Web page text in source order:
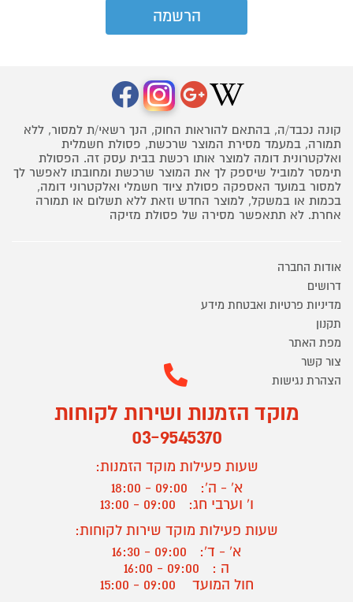
קונה נכבד/ה, בהתאם להוראות החוק, הנך רשאי/ת למסור, ללא
תמורה, במעמד מסירת המוצר שרכשת, פסולת חשמלית
ואלקטרונית דומה למוצר אותו רכשת בבית עסק זה. הפסולת
תימסר למוביל שיספק לך את המוצר שרכשת ומחובתו לאפשר לך
למסור במועד האספקה פסולת ציוד חשמלי ואלקטרוני דומה,
בכמות או במשקל, למוצר החדש וזאת ללא תשלום או תמורה
אחרת. לא תתאפשר מסירה של פסולת מזיקה
אודות החברה
דרושים
מדיניות פרטיות ואבטחת מידע
תקנון
מפת האתר
צור קשר
הצהרת נגישות
מוקד הזמנות ושירות לקוחות
03-9545370
שעות פעילות מוקד הזמנות:
א' - ה':
09:00 - 18:00
ו' וערבי חג:
09:00 - 13:00
שעות פעילות מוקד שירות לקוחות:
א' - ד':
09:00 - 16:30
ה :
09:00 - 16:00
חול המועד